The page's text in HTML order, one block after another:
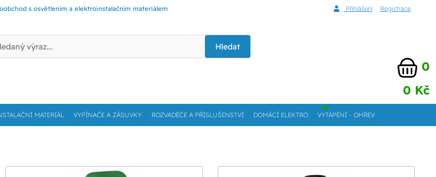
s osvětlením a elektroinstalačním materiálem Přihlášení Registrace
Hledat
0
0 Kč
MATERIÁL VYPÍNAČE A ZÁSUVKY ROZVADĚČE A PŘÍSLUŠENSTVÍ DOMÁCÍ ELEKTRO VYTÁPĚNÍ - OHŘEV